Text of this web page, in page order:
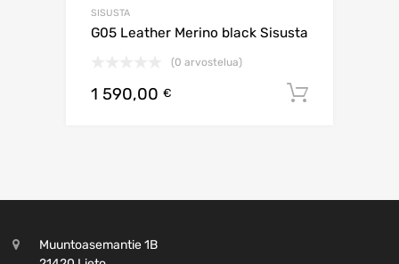
SISUSTA
G05 Leather Merino black Sisusta
(0 arvostelua)
1 590,00 €
Muuntoasemantie 1B